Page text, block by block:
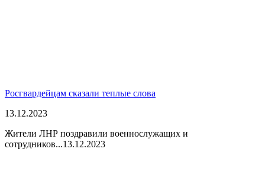
Росгвардейцам сказали теплые слова
13.12.2023
Жители ЛНР поздравили военнослужащих и
сотрудников...13.12.2023